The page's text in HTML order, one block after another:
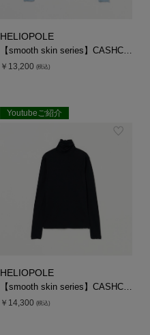
HELIOPOLE
【smooth skin series】CASHCOTTON CREW
￥13,200 (税込)
Youtubeご紹介
HELIOPOLE
【smooth skin series】CASHCOTTON TURTLE
￥14,300 (税込)